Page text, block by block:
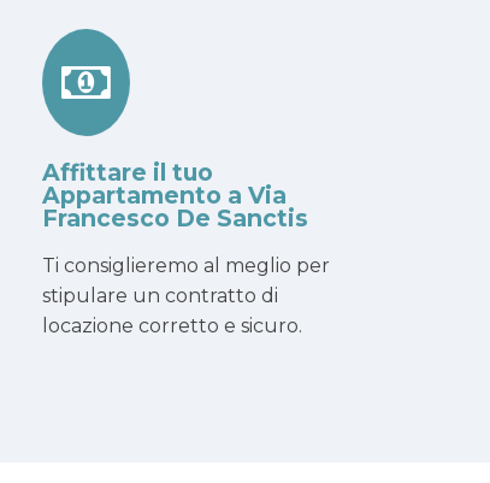
Affittare il tuo
Appartamento a Via
Francesco De Sanctis
Ti consiglieremo al meglio per
stipulare un contratto di
locazione corretto e sicuro.